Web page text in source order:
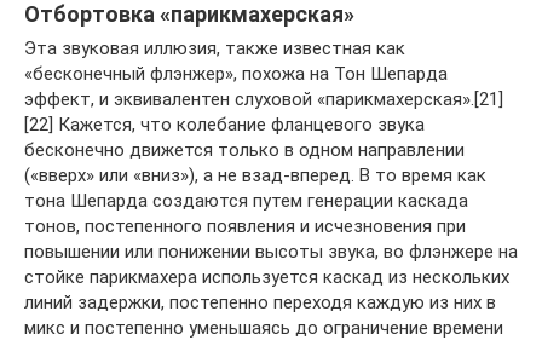
Отбортовка «парикмахерская»
Эта звуковая иллюзия, также известная как
«бесконечный флэнжер», похожа на Тон Шепарда
эффект, и эквивалентен слуховой «парикмахерская».[21]
[22] Кажется, что колебание фланцевого звука
бесконечно движется только в одном направлении
(«вверх» или «вниз»), а не взад-вперед. В то время как
тона Шепарда создаются путем генерации каскада
тонов, постепенного появления и исчезновения при
повышении или понижении высоты звука, во флэнжере на
стойке парикмахера используется каскад из нескольких
линий задержки, постепенно переходя каждую из них в
микс и постепенно уменьшаясь до ограничение времени